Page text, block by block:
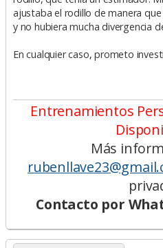
ajustaba el rodillo de manera
y no hubiera mucha divergencia
En cualquier caso, prometo
Entrenamientos
Más
Contacto por